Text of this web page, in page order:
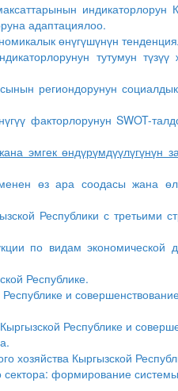
индикаторлорун
адаптациялоо.
өнүгүшүнүн
тутумун түзүү
региондорунун
факторлорунун SWOT-
эмгек өндүрүмдүүлүгүнүн
өз ара соодасы жана
Республики с третьими
по видам экономической
Республике.
и
Республике и
хозяйства Кыргызской
сектора: формирование